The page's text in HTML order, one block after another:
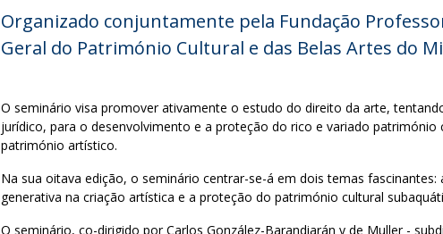
Organizado conjuntamente pela Fundação
Geral do Património Cultural e das Belas Artes do
O seminário visa promover ativamente o estudo do direito da arte,
jurídico, para o desenvolvimento e a proteção do rico e variado património
património artístico.
Na sua oitava edição, o seminário centrar-se-á em dois temas fascinantes:
generativa na criação artística e a proteção do património cultural
‍O seminário, co-dirigido por Carlos González-Barandiarán y de Muller -